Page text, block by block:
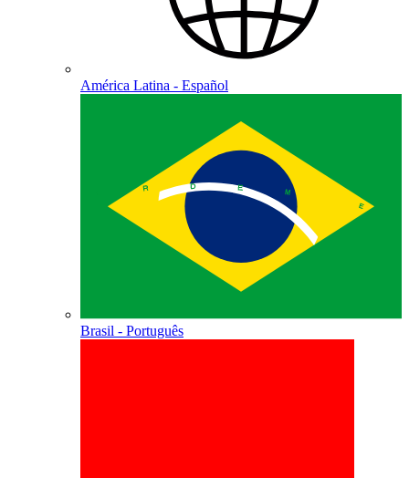
América Latina - Español
Brasil - Português